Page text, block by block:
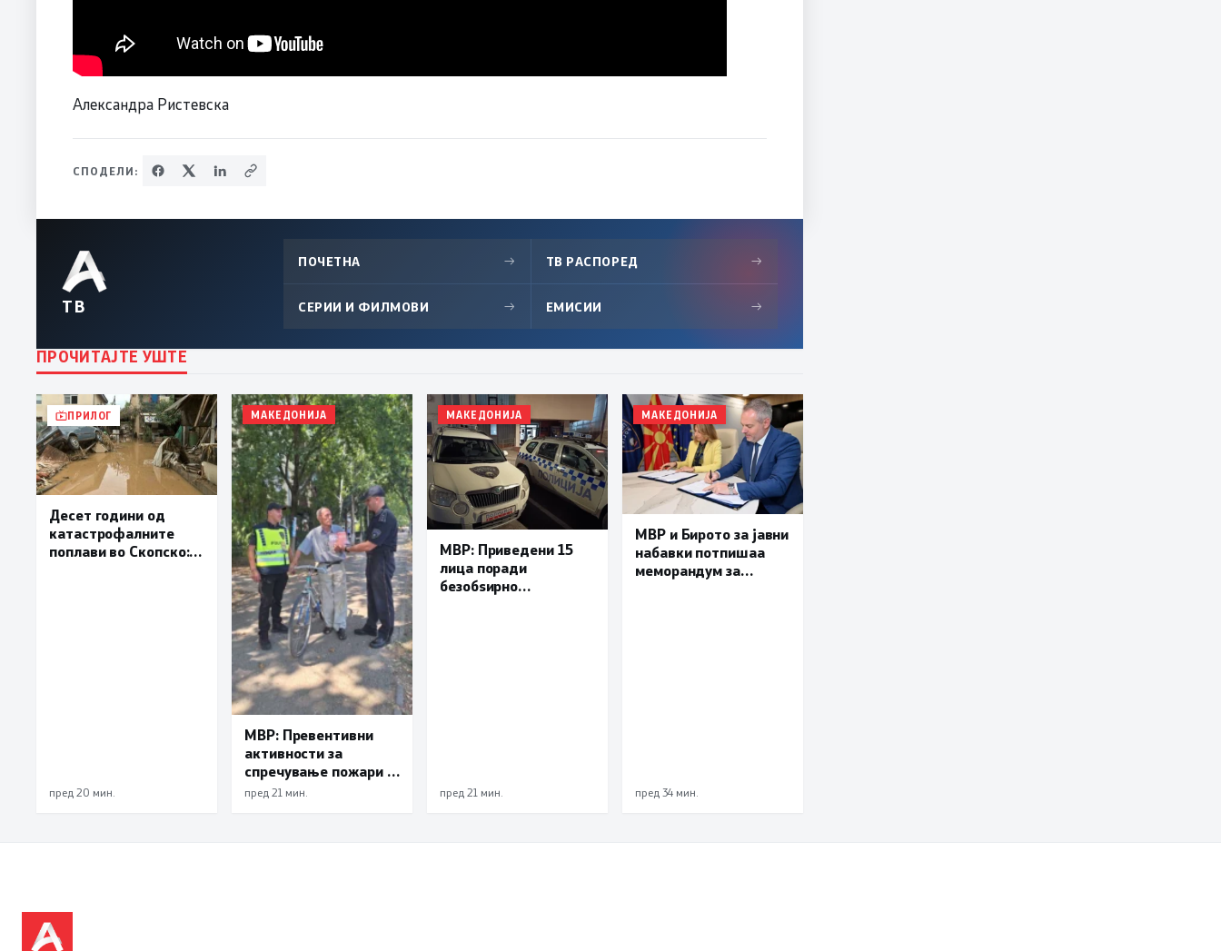
Александра Ристевска
СПОДЕЛИ:
ТВ
ПОЧЕТНА → ТВ РАСПОРЕД →
СЕРИИ И ФИЛМОВИ → ЕМИСИИ →
ПРОЧИТАЈТЕ УШТЕ
ПРИЛОГ
Десет години од
катастрофалните
поплави во Скопско:
пред 20 мин.
МАКЕДОНИЈА
МВР: Превентивни
активности за
спречување пожари и
имотни деликти, како
пред 21 мин.
МАКЕДОНИЈА
МВР: Приведени 15
лица поради
безобѕирно
пред 21 мин.
МАКЕДОНИЈА
МВР и Бирото за јавни
набавки потпишаа
меморандум за
пред 34 мин.